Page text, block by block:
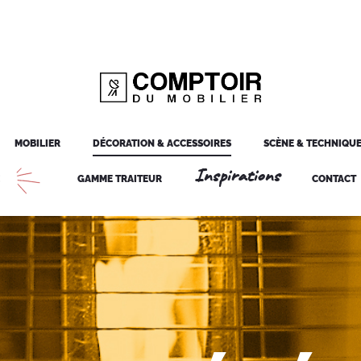
MOBILIER DÉCORATION & ACCESSOIRES SCÈNE & TECHNIQUE
GAMME TRAITEUR Inspirations CONTACT